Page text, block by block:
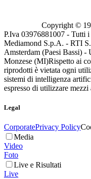
Copyright ©
P.Iva 03976881007 - Tutti
Mediamond S.p.A. - RTI
Amsterdam (Paesi Bassi)
Monzese (MI)Rispetto ai
riprodotti è vietata ogni
sistemi di intelligenza
espresso di utilizzare
Legal
CorporatePrivacy Policy
Media
Video
Foto
Live e Risultati
Live